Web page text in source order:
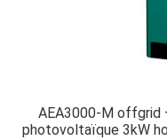
AEA3000-M offgrid
photovoltaïque 3kW